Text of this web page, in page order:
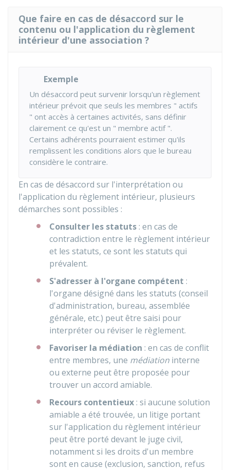
Que faire en cas de désaccord sur le
contenu ou l'application du règlement
intérieur d'une association ?
Exemple
Un désaccord peut survenir lorsqu'un règlement
intérieur prévoit que seuls les membres " actifs
" ont accès à certaines activités, sans définir
clairement ce qu'est un " membre actif ".
Certains adhérents pourraient estimer qu'ils
remplissent les conditions alors que le bureau
considère le contraire.
En cas de désaccord sur l'interprétation ou
l'application du règlement intérieur, plusieurs
démarches sont possibles :
Consulter les statuts : en cas de
contradiction entre le règlement intérieur
et les statuts, ce sont les statuts qui
prévalent.
S'adresser à l'organe compétent :
l'organe désigné dans les statuts (conseil
d'administration, bureau, assemblée
générale, etc.) peut être saisi pour
interpréter ou réviser le règlement.
Favoriser la médiation : en cas de conflit
entre membres, une médiation interne
ou externe peut être proposée pour
trouver un accord amiable.
Recours contentieux : si aucune solution
amiable a été trouvée, un litige portant
sur l'application du règlement intérieur
peut être porté devant le juge civil,
notamment si les droits d'un membre
sont en cause (exclusion, sanction, refus